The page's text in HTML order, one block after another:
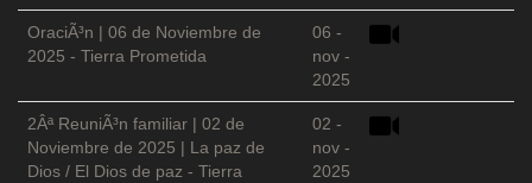
OraciÃ³n | 06 de Noviembre de
2025 - Tierra Prometida
06 -
nov -
2025
2Âª ReuniÃ³n familiar | 02 de
Noviembre de 2025 | La paz de
Dios / El Dios de paz - Tierra
02 -
nov -
2025